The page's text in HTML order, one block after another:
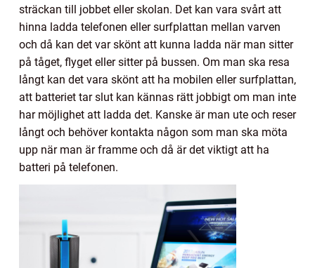
sträckan till jobbet eller skolan. Det kan vara svårt att
hinna ladda telefonen eller surfplattan mellan varven
och då kan det var skönt att kunna ladda när man sitter
på tåget, flyget eller sitter på bussen. Om man ska resa
långt kan det vara skönt att ha mobilen eller surfplattan,
att batteriet tar slut kan kännas rätt jobbigt om man inte
har möjlighet att ladda det. Kanske är man ute och reser
långt och behöver kontakta någon som man ska möta
upp när man är framme och då är det viktigt att ha
batteri på telefonen.